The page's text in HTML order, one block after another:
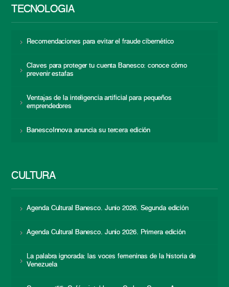
TECNOLOGÍA
Recomendaciones para evitar el fraude cibernético
Claves para proteger tu cuenta Banesco: conoce cómo
prevenir estafas
Ventajas de la inteligencia artificial para pequeños
emprendedores
BanescoInnova anuncia su tercera edición
CULTURA
Agenda Cultural Banesco. Junio 2026. Segunda edición
Agenda Cultural Banesco. Junio 2026. Primera edición
La palabra ignorada: las voces femeninas de la historia de
Venezuela